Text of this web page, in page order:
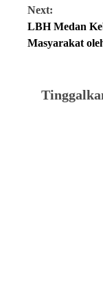
Next:
LBH Medan
Masyarakat